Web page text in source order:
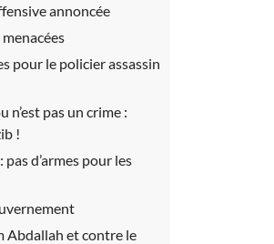
annoncée
pour le policier assassin
pas un crime :
!
pas d’armes pour les
Abdallah et contre le